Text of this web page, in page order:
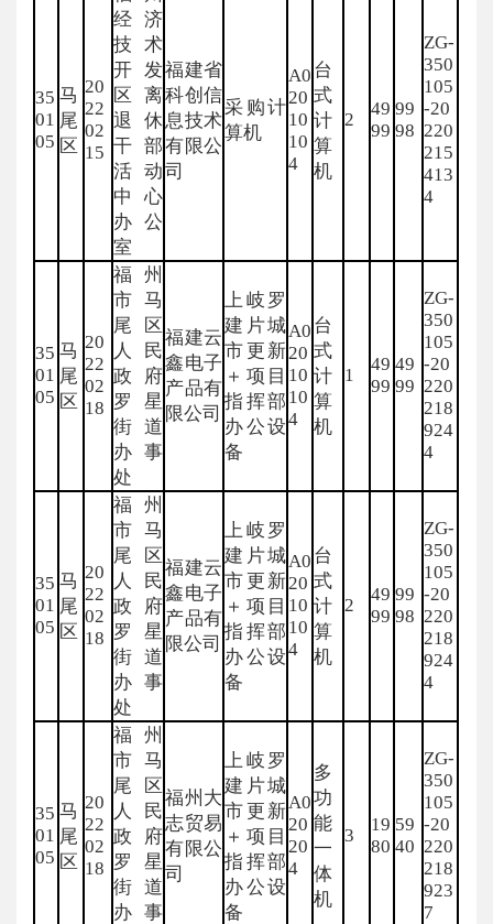
35
01
05
马
尾
区
20
22
02
15
经济
技术
开发
区离
退休
干部
活动
中心
办公
室
福建省
科创信
息技术
有限公
司
采购计
算机
A0
20
10
10
4
台
式
计
算
机
2
49
99
99
98
ZG-
350
105
-20
220
215
413
4
35
01
05
马
尾
区
20
22
02
18
福州
市马
尾区
人民
政府
罗星
街道
办事
处
福建云
鑫电子
产品有
限公司
上岐罗
建片城
市更新
＋项目
指挥部
办公设
备
A0
20
10
10
4
台
式
计
算
机
1
49
99
49
99
ZG-
350
105
-20
220
218
924
4
35
01
05
马
尾
区
20
22
02
18
福州
市马
尾区
人民
政府
罗星
街道
办事
处
福建云
鑫电子
产品有
限公司
上岐罗
建片城
市更新
＋项目
指挥部
办公设
备
A0
20
10
10
4
台
式
计
算
机
2
49
99
99
98
ZG-
350
105
-20
220
218
924
4
35
01
05
马
尾
区
20
22
02
18
福州
市马
尾区
人民
政府
罗星
街道
办事
福州大
志贸易
有限公
司
上岐罗
建片城
市更新
＋项目
指挥部
办公设
备
A0
20
20
4
多
功
能
一
体
机
3
19
80
59
40
ZG-
350
105
-20
220
218
923
7